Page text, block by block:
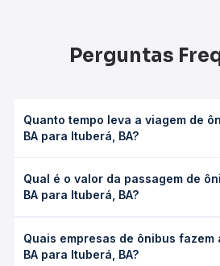
Perguntas
Quanto tempo leva a viagem de
BA para Ituberá, BA?
em média 1h 50min, podendo variar
tipo de serviço (convencional,
opção na data desejada.
Qual é o valor da passagem de
BA para Ituberá, BA?
Ituberá, BA custa em média R$
data da viagem, a empresa, o tipo
Quais empresas de ônibus fazem
BA para Ituberá, BA?